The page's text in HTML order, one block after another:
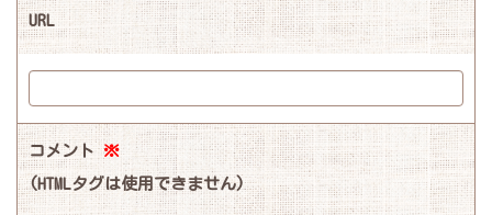
URL
コメント ※
(HTMLタグは使用できません)